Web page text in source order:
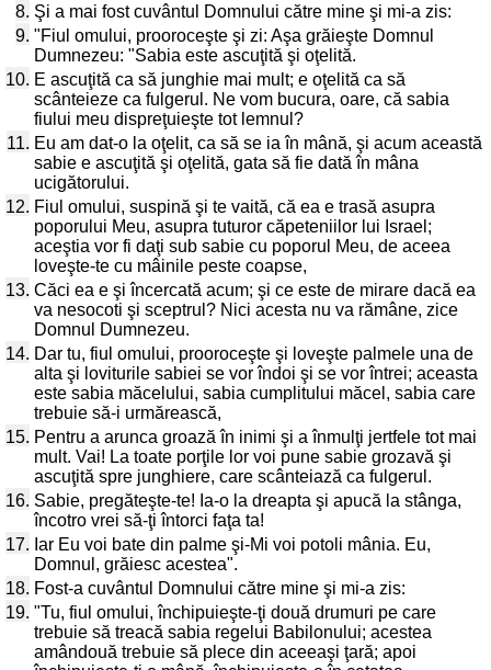
8. Şi a mai fost cuvântul Domnului către mine şi mi-a zis:
9. "Fiul omului, prooroceşte şi zi: Aşa grăieşte Domnul
Dumnezeu: "Sabia este ascuţită şi oţelită.
10. E ascuţită ca să junghie mai mult; e oţelită ca să
scânteieze ca fulgerul. Ne vom bucura, oare, că sabia
fiului meu dispreţuieşte tot lemnul?
11. Eu am dat-o la oţelit, ca să se ia în mână, şi acum această
sabie e ascuţită şi oţelită, gata să fie dată în mâna
ucigătorului.
12. Fiul omului, suspină şi te vaită, că ea e trasă asupra
poporului Meu, asupra tuturor căpeteniilor lui Israel;
aceştia vor fi daţi sub sabie cu poporul Meu, de aceea
loveşte-te cu mâinile peste coapse,
13. Căci ea e şi încercată acum; şi ce este de mirare dacă ea
va nesocoti şi sceptrul? Nici acesta nu va rămâne, zice
Domnul Dumnezeu.
14. Dar tu, fiul omului, prooroceşte şi loveşte palmele una de
alta şi loviturile sabiei se vor îndoi şi se vor întrei; aceasta
este sabia măcelului, sabia cumplitului măcel, sabia care
trebuie să-i urmărească,
15. Pentru a arunca groază în inimi şi a înmulţi jertfele tot mai
mult. Vai! La toate porţile lor voi pune sabie grozavă şi
ascuţită spre junghiere, care scânteiază ca fulgerul.
16. Sabie, pregăteşte-te! Ia-o la dreapta şi apucă la stânga,
încotro vrei să-ţi întorci faţa ta!
17. Iar Eu voi bate din palme şi-Mi voi potoli mânia. Eu,
Domnul, grăiesc acestea".
18. Fost-a cuvântul Domnului către mine şi mi-a zis:
19. "Tu, fiul omului, închipuieşte-ţi două drumuri pe care
trebuie să treacă sabia regelui Babilonului; acestea
amândouă trebuie să plece din aceeaşi ţară; apoi